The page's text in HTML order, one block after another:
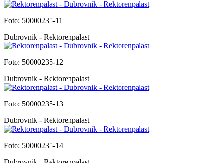
Foto: 50000235-11
Dubrovnik - Rektorenpalast
Foto: 50000235-12
Dubrovnik - Rektorenpalast
Foto: 50000235-13
Dubrovnik - Rektorenpalast
Foto: 50000235-14